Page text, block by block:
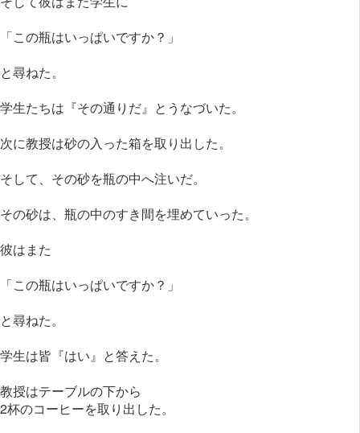
「この瓶はいっぱいですか？」
と尋ねた。
学生たちは『その通りだ』とうなづいた。
次に教授は砂の入った箱を取り出した。
そして、その砂を瓶の中へ注いだ。
その砂は、瓶の中のすき間を埋めていった。
彼はまた
「この瓶はいっぱいですか？」
と尋ねた。
学生は皆『はい』と答えた。
教授はテーブルの下から
2杯のコーヒーを取り出した。